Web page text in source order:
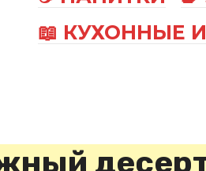
📖 КУХОННЫЕ